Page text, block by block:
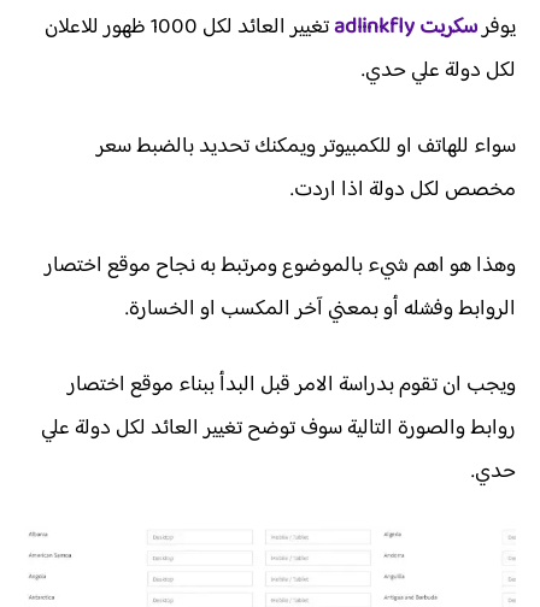
يوفرسكربت adlinkfly
تغيير العائد لكل 1000 ظهور للاعلان
لكل دولة علي حدي.
سواء للهاتف او للكمبيوتر ويمكنك تحديد بالضبط سعر
مخصص لكل دولة اذا اردت.
وهذا هو اهم شيء بالموضوع ومرتبط به نجاح موقع اختصار
الروابط وفشله أو بمعني آخر المكسب او الخسارة.
ويجب ان تقوم بدراسة الامر قبل البدأ ببناء موقع اختصار
روابط والصورة التالية سوف توضح تغيير العائد لكل دولة علي
حدي.